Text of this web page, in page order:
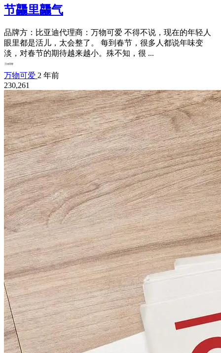
节龘里龘气
品牌方：比亚迪代理商：万物可爱 不得不说，现在的年轻人
眼里都是活儿，太会整了。 每到春节，很多人都说年味变
淡，对春节的期待越来越小。殊不知，很 ...
万物可爱 2 年前
230,261